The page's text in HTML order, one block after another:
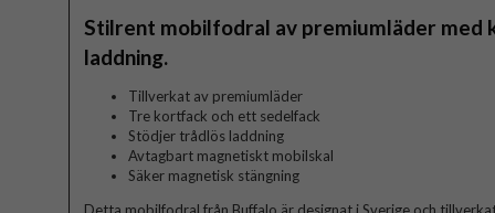
Stilrent mobilfodral av premiumläder med
laddning.
Tillverkat av premiumläder
Tre kortfack och ett sedelfack
Stödjer trådlös laddning
Avtagbart magnetiskt mobilskal
Säker magnetisk stängning